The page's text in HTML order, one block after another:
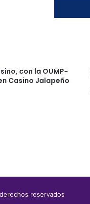
con la OUMP-
Casino Jalapeño
reservados